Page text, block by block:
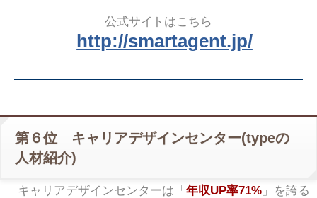
公式サイトはこちら
http://smartagent.jp/
第６位 キャリアデザインセンター(typeの
人材紹介)
キャリアデザインセンターは「 年収UP率71%」を誇る